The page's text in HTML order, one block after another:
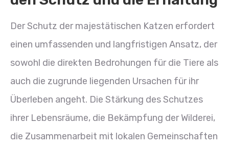
Der Schutz der majestätischen Katzen erfordert
einen umfassenden und langfristigen Ansatz, der
sowohl die direkten Bedrohungen für die Tiere als
auch die zugrunde liegenden Ursachen für ihr
Überleben angeht. Die Stärkung des Schutzes
ihrer Lebensräume, die Bekämpfung der Wilderei,
die Zusammenarbeit mit lokalen Gemeinschaften